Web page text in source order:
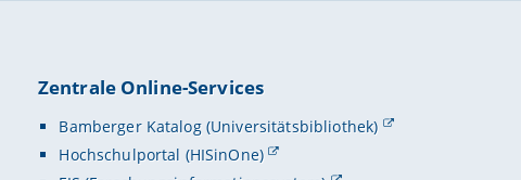
Zentrale Online-Services
Bamberger Katalog (Universitätsbibliothek)
Hochschulportal (HISinOne)